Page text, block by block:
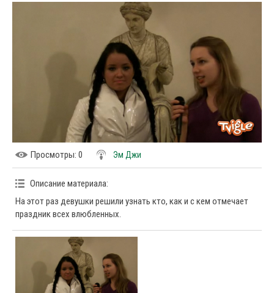
Просмотры: 0 Эм Джи
Описание материала:
На этот раз девушки решили узнать кто, как и с кем отмечает
праздник всех влюбленных.